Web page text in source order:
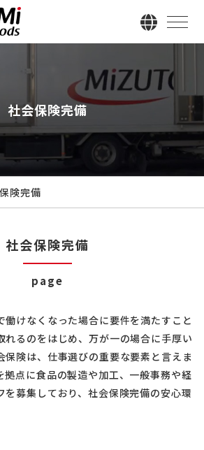
社会保険完備
険完備
社会保険完備
page
働けなくなった場合に要件を満たすこと
れるのをはじめ、万が一の場合に手厚い
保険は、仕事選びの重要な要素と言えま
拠点に食品の製造や加工、一般事務や経
を募集しており、社会保険完備の安心環